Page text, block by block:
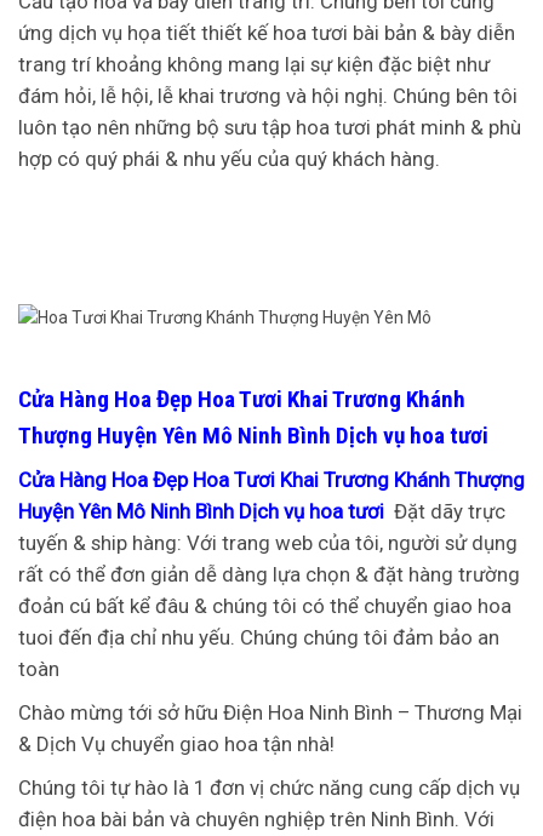
ứng dịch vụ họa tiết thiết kế hoa tươi bài bản & bày diễn
trang trí khoảng không mang lại sự kiện đặc biệt như
đám hỏi, lễ hội, lễ khai trương và hội nghị. Chúng bên tôi
luôn tạo nên những bộ sưu tập hoa tươi phát minh & phù
hợp có quý phái & nhu yếu của quý khách hàng.
Cửa Hàng Hoa Đẹp Hoa Tươi Khai Trương Khánh
Thượng Huyện Yên Mô Ninh Bình Dịch vụ hoa tươi
Cửa Hàng Hoa Đẹp Hoa Tươi Khai Trương Khánh Thượng
Huyện Yên Mô Ninh Bình Dịch vụ hoa tươi Đặt dãy trực
tuyến & ship hàng: Với trang web của tôi, người sử dụng
rất có thể đơn giản dễ dàng lựa chọn & đặt hàng trường
đoản cú bất kể đâu & chúng tôi có thể chuyển giao hoa
tuoi đến địa chỉ nhu yếu. Chúng chúng tôi đảm bảo an
toàn
Chào mừng tới sở hữu Điện Hoa Ninh Bình – Thương Mại
& Dịch Vụ chuyển giao hoa tận nhà!
Chúng tôi tự hào là 1 đơn vị chức năng cung cấp dịch vụ
điện hoa bài bản và chuyên nghiệp trên Ninh Bình. Với